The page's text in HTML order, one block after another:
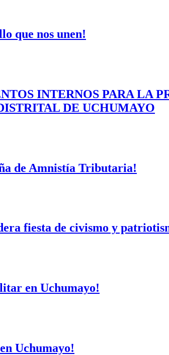
que nos unen!
INTERNOS PARA LA
DE UCHUMAYO
de Amnistía Tributaria!
fiesta de civismo y
en Uchumayo!
Uchumayo!